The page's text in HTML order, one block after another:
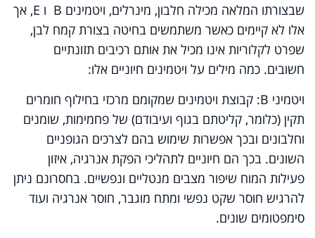
שבצורתו המלאה מכילה חלבון, מינרלים, ויטמינים B ו E, אך
אלו לא קיימים כאשר משתמשים בחיטה בצורת קמח לבן,
שפרט לקלוריות אינו מכיל את אותם רכיבים תזונתיים
חשובים. כמה מילים על ויטמינים חיוניים אלו:
ויטמיני B: קבוצת ויטמינים שמקומם מרכזי בחילוף חומרים
תקין (כלומר, קליטתם בגוף ועיבודם) של פחמימות, שומנים
וחלבונים ובכך אפשרות שימוש בהם לצרכים הגופניים
השונים. בכך הם חיוניים לתהליכי הפקת אנרגיה, איזון
פעילות המוח שיפור מצבים מנטליים ונפשיים. בחסרונם ניתן
להרגיש חוסר שקט נפשי ומתח מוגבר, חוסר אנרגיה ועוד
סימפטומים שונים.